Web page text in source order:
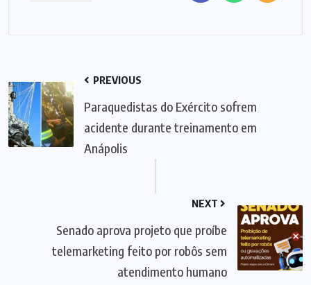
PREVIOUS
Paraquedistas do Exército sofrem
acidente durante treinamento em
Anápolis
NEXT
Senado aprova projeto que proíbe
telemarketing feito por robôs sem
atendimento humano